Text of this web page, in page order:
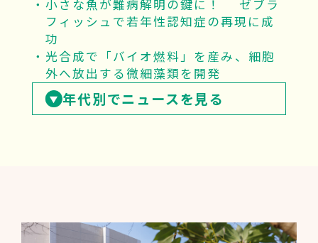
小さな魚が難病解明の鍵に！ ゼブラ
フィッシュで若年性認知症の再現に成
功
光合成で「バイオ燃料」を産み、細胞
外へ放出する微細藻類を開発
年代別でニュースを見る